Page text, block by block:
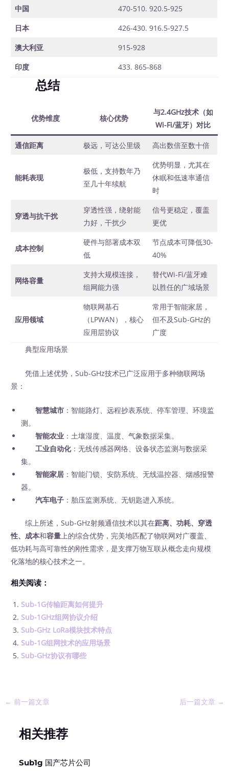
中国
470-510. 920.5-925
日本
426-430. 916.5-927.5
澳大利亚
915-928
印度
433. 865-868
总结
优势维度 核心优势
与2.4GHz技术（如
Wi-Fi/蓝牙）对比
通信距离 极远，可达公里级 高出数倍至数十倍
能耗表现
极低，支持数年乃
至几十年续航
优势明显，尤其在
休眠和低速率通信
时
穿透与抗干扰
穿透性强，绕射能
力好，干扰少
信号更稳定，覆盖
更优
成本控制
硬件与部署成本双
低
节点成本可降低30-
40%
网络容量
支持大规模连接，
组网能力强
替代Wi-Fi/蓝牙难
以胜任的广域场景
应用领域
物联网基石
（LPWAN），核心
应用层协议
常用于智能家居，
但不及Sub-GHz的
广度
典型应用场景
凭借上述优势，Sub-GHz技术已广泛应用于多种物联网场
景：
智慧城市 ：智能路灯、远程抄表系统、停车管理、环境监
测。
智能农业 ：土壤湿度、温度、气象数据采集。
工业自动化：无线传感器网络、设备状态监测与数据采
集。
智能家居 ：智能门锁、安防系统、无线温控器、烟感报警
器。
汽车电子 ：胎压监测系统、无钥匙进入系统。
综上所述，Sub-GHz射频通信技术以其在距离、功耗、穿透
性、成本和容量上的综合优势，完美地匹配了物联网对广覆盖、
低功耗与高可靠性的刚性需求，是支撑万物互联从概念走向规模
化落地的核心技术之一。
相关阅读：
Sub-1G传输距离如何提升
Sub-1GHz组网协议介绍
Sub-GHz LoRa模块技术特点
Sub-1G组网技术的应用场景
Sub-GHz协议有哪些
← 前一篇文章 后一篇文章 →
相关推荐
Sub1g 国产芯片公司